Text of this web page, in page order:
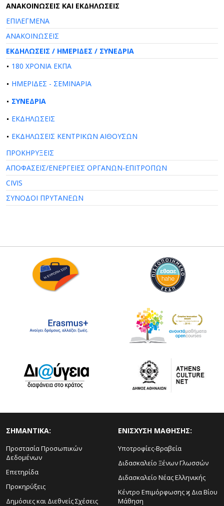
AΝΑΚΟΙΝΩΣΕΙΣ ΚΑΙ ΕΚΔΗΛΩΣΕΙΣ
ΕΠΙΛΕΓΜΕΝΑ
ΑΝΑΚΟΙΝΩΣΕΙΣ
ΕΚΔΗΛΩΣΕΙΣ / ΗΜΕΡΙΔΕΣ / ΣΥΝΕΔΡΙΑ
180 ΧΡΟΝΙΑ ΕΚΠΑ
ΗΜΕΡΙΔΕΣ - ΣΕΜΙΝΑΡΙΑ
ΣΥΝΕΔΡΙΑ
ΕΚΔΗΛΩΣΕΙΣ
ΕΚΔΗΛΩΣΕΙΣ ΚΕΝΤΡΙΚΩΝ ΑΙΘΟΥΣΩΝ
ΠΡΟΚΗΡΥΞΕΙΣ
ΑΠΟΦΑΣΕΙΣ/ΕΝΕΡΓΕΙΕΣ ΟΡΓΑΝΩΝ-ΕΠΙΤΡΟΠΩΝ
CIVIS
ΣΥΝΟΔΟΙ ΠΡΥΤΑΝΕΩΝ
ΣΗΜΑΝΤΙΚΑ:
Προστασία Προσωπικών
Δεδομένων
Επετηρίδα
Προκηρύξεις
Δημόσιες και Διεθνείς Σχέσεις
ΕΝΙΣΧΥΣΗ ΜΑΘΗΣΗΣ:
Υποτροφίες-Βραβεία
Διδασκαλείο Ξένων Γλωσσών
Διδασκαλείο Νέας Ελληνικής
Κέντρο Επιμόρφωσης ϗ Δια Βίου
Μάθηση